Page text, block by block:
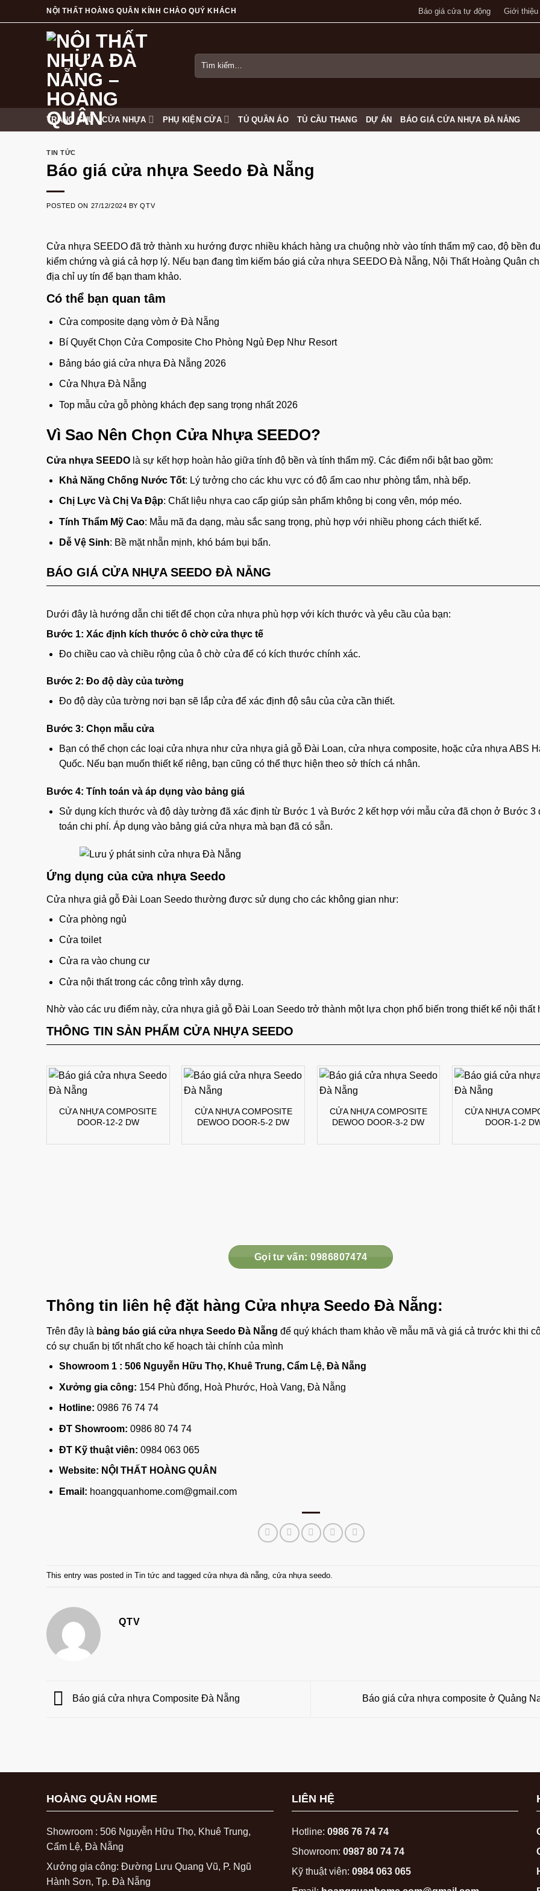
to
NỘI THẤT HOÀNG QUÂN KÍNH CHÀO QUÝ KHÁCH Báo giá cửa tự động Giới thiệu
Tìm
kiếm:
TRANG CHỦ CỬA NHỰA PHỤ KIỆN CỬA TỦ QUẦN ÁO TỦ CẦU THANG DỰ ÁN BÁO GIÁ CỬA NHỰA ĐÀ NẴNG
TIN TỨC
Báo giá cửa nhựa Seedo Đà Nẵng
POSTED ON 27/12/2024 BYQTV
Cửa nhựa SEEDO đã trở thành xu hướng được nhiều khách hàng ưa chuộng nhờ vào tính thẩm mỹ cao, độ bền
kiểm chứng và giá cả hợp lý. Nếu bạn đang tìm kiếm báo giá cửa nhựa SEEDO Đà Nẵng, Nội Thất Hoàng Quân
địa chỉ uy tín để bạn tham khảo.
Có thể bạn quan tâm
Cửa composite dạng vòm ở Đà Nẵng
Bí Quyết Chọn Cửa Composite Cho Phòng Ngủ Đẹp Như Resort
Bảng báo giá cửa nhựa Đà Nẵng 2026
Cửa Nhựa Đà Nẵng
Top mẫu cửa gỗ phòng khách đẹp sang trọng nhất 2026
Vì Sao Nên Chọn Cửa Nhựa SEEDO?
Cửa nhựa SEEDO là sự kết hợp hoàn hảo giữa tính độ bền và tính thẩm mỹ. Các điểm nổi bật bao gồm:
Khả Năng Chống Nước Tốt: Lý tưởng cho các khu vực có độ ẩm cao như phòng tắm, nhà bếp.
Chị Lực Và Chị Va Đập: Chất liệu nhựa cao cấp giúp sản phẩm không bị cong vên, móp méo.
Tính Thẩm Mỹ Cao: Mẫu mã đa dạng, màu sắc sang trọng, phù hợp với nhiều phong cách thiết kế.
Dễ Vệ Sinh: Bề mặt nhẵn mịnh, khó bám bụi bẩn.
BÁO GIÁ CỬA NHỰA SEEDO ĐÀ NẴNG
Dưới đây là hướng dẫn chi tiết để chọn cửa nhựa phù hợp với kích thước và yêu cầu của bạn:
Bước 1: Xác định kích thước ô chờ cửa thực tế
Đo chiều cao và chiều rộng của ô chờ cửa để có kích thước chính xác.
Bước 2: Đo độ dày của tường
Đo độ dày của tường nơi bạn sẽ lắp cửa để xác định độ sâu của cửa cần thiết.
Bước 3: Chọn mẫu cửa
Bạn có thể chọn các loại cửa nhựa như cửa nhựa giả gỗ Đài Loan, cửa nhựa composite, hoặc cửa nhựa ABS
Quốc. Nếu bạn muốn thiết kế riêng, bạn cũng có thể thực hiện theo sở thích cá nhân.
Bước 4: Tính toán và áp dụng vào bảng giá
Sử dụng kích thước và độ dày tường đã xác định từ Bước 1 và Bước 2 kết hợp với mẫu cửa đã chọn ở Bước 3
toán chi phí. Áp dụng vào bảng giá cửa nhựa mà bạn đã có sẵn.
Ứng dụng của cửa nhựa Seedo
Cửa nhựa giả gỗ Đài Loan Seedo thường được sử dụng cho các không gian như:
Cửa phòng ngủ
Cửa toilet
Cửa ra vào chung cư
Cửa nội thất trong các công trình xây dựng.
Nhờ vào các ưu điểm này, cửa nhựa giả gỗ Đài Loan Seedo trở thành một lựa chọn phổ biến trong thiết kế nội thất
THÔNG TIN SẢN PHẨM CỬA NHỰA SEEDO
CỬA NHỰA COMPOSITE
DOOR-12-2 DW
CỬA NHỰA COMPOSITE
DEWOO DOOR-5-2 DW
CỬA NHỰA COMPOSITE
DEWOO DOOR-3-2 DW
CỬA NHỰA
DOOR-1-2
Gọi tư vấn: 0986807474
Thông tin liên hệ đặt hàng Cửa nhựa Seedo Đà Nẵng:
Trên đây là bảng báo giá cửa nhựa Seedo Đà Nẵng để quý khách tham khảo về mẫu mã và giá cả trước khi thi
có sự chuẩn bị tốt nhất cho kế hoạch tài chính của mình
Showroom 1 : 506 Nguyễn Hữu Thọ, Khuê Trung, Cẩm Lệ, Đà Nẵng
Xưởng gia công: 154 Phù đổng, Hoà Phước, Hoà Vang, Đà Nẵng
Hotline: 0986 76 74 74
ĐT Showroom: 0986 80 74 74
ĐT Kỹ thuật viên: 0984 063 065
Website: NỘI THẤT HOÀNG QUÂN
Email: hoangquanhome.com@gmail.com
This entry was posted in Tin tức and tagged cửa nhựa đà nẵng, cửa nhựa seedo.
QTV
Báo giá cửa nhựa Composite Đà Nẵng Báo giá cửa nhựa composite ở Quảng
HOÀNG QUÂN HOME
Showroom : 506 Nguyễn Hữu Thọ, Khuê Trung,
Cẩm Lệ, Đà Nẵng
Xưởng gia công: Đường Lưu Quang Vũ, P. Ngũ
Hành Sơn, Tp. Đà Nẵng
LIÊN HỆ
Hotline: 0986 76 74 74
Showroom: 0987 80 74 74
Kỹ thuật viên: 0984 063 065